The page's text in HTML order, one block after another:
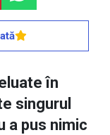
în
singurul
a pus nimic